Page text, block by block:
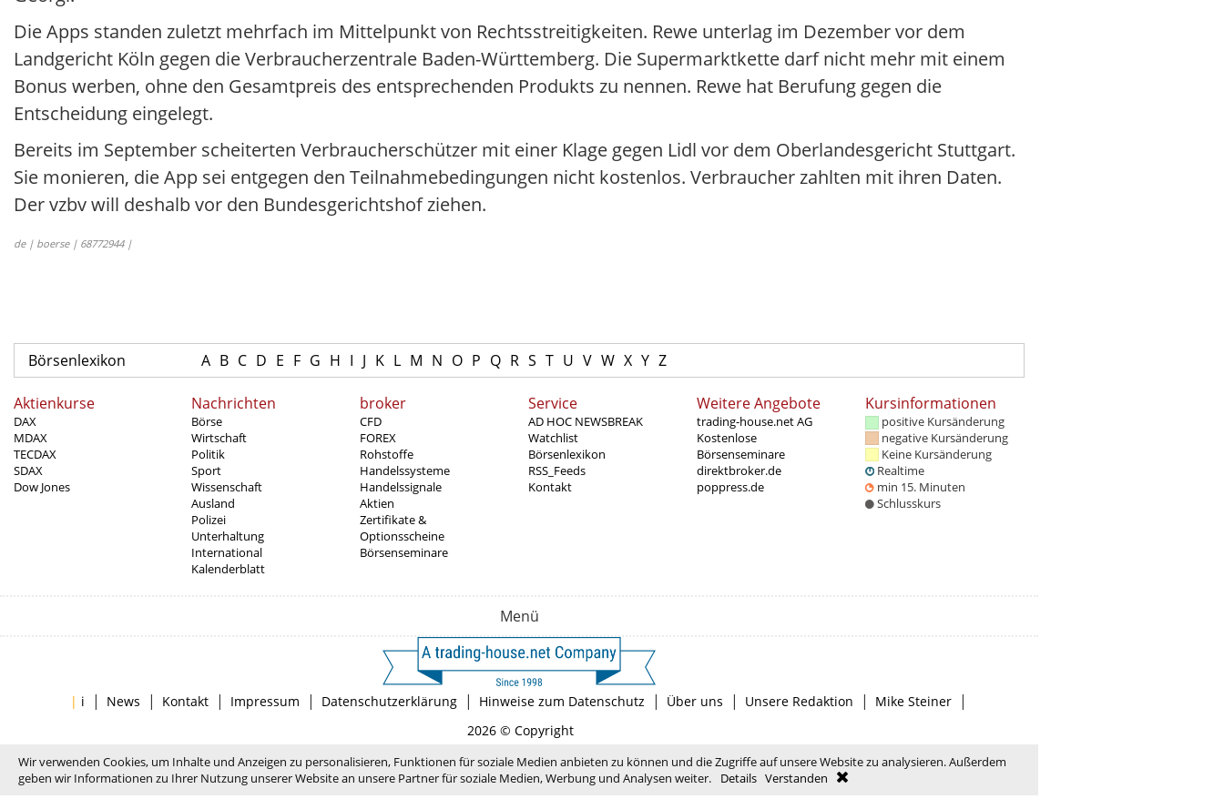
Die Apps standen zuletzt mehrfach im Mittelpunkt von Rechtsstreitigkeiten. Rewe unterlag im Dezember vor dem
Landgericht Köln gegen die Verbraucherzentrale Baden-Württemberg. Die Supermarktkette darf nicht mehr mit einem
Bonus werben, ohne den Gesamtpreis des entsprechenden Produkts zu nennen. Rewe hat Berufung gegen die
Entscheidung eingelegt.
Bereits im September scheiterten Verbraucherschützer mit einer Klage gegen Lidl vor dem Oberlandesgericht Stuttgart.
Sie monieren, die App sei entgegen den Teilnahmebedingungen nicht kostenlos. Verbraucher zahlten mit ihren Daten.
Der vzbv will deshalb vor den Bundesgerichtshof ziehen.
de | boerse | 68772944 |
Börsenlexikon A B C D E F G H I J K L M N O P Q R S T U V W X Y Z
Aktienkurse
DAX
MDAX
TECDAX
SDAX
Dow Jones
Nachrichten
Börse
Wirtschaft
Politik
Sport
Wissenschaft
Ausland
Polizei
Unterhaltung
International
Kalenderblatt
broker
CFD
FOREX
Rohstoffe
Handelssysteme
Handelssignale
Aktien
Zertifikate &
Optionsscheine
Börsenseminare
Service
AD HOC NEWSBREAK
Watchlist
Börsenlexikon
RSS_Feeds
Kontakt
Weitere Angebote
trading-house.net AG
Kostenlose
Börsenseminare
direktbroker.de
poppress.de
Kursinformationen
positive Kursänderung
negative Kursänderung
Keine Kursänderung
Realtime
min 15. Minuten
Schlusskurs
Menü
| i | News | Kontakt | Impressum | Datenschutzerklärung | Hinweise zum Datenschutz | Über uns | Unsere Redaktion | Mike Steiner |
2026 © Copyright
Wir verwenden Cookies, um Inhalte und Anzeigen zu personalisieren, Funktionen für soziale Medien anbieten zu können und die Zugriffe auf unsere Website zu analysieren. Außerdem
geben wir Informationen zu Ihrer Nutzung unserer Website an unsere Partner für soziale Medien, Werbung und Analysen weiter.
Details Verstanden